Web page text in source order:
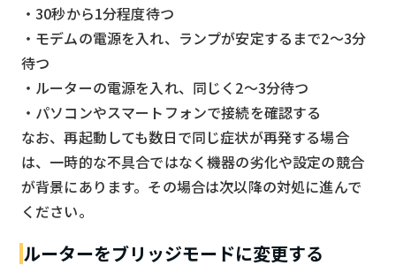
・30秒から1分程度待つ
・モデムの電源を入れ、ランプが安定するまで2〜3分
待つ
・ルーターの電源を入れ、同じく2〜3分待つ
・パソコンやスマートフォンで接続を確認する
なお、再起動しても数日で同じ症状が再発する場合
は、一時的な不具合ではなく機器の劣化や設定の競合
が背景にあります。その場合は次以降の対処に進んで
ください。
ルーターをブリッジモードに変更する